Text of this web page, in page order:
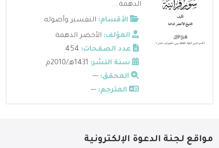
الدهمة ...
الأقسام: التفسير وأصوله
المؤلف: الأخضر الدهمة
عدد الصفحات:
سنة النشر:
المحقق: ---
المترجم: ---
مواقع لجنة الدعوة الإلكترونية